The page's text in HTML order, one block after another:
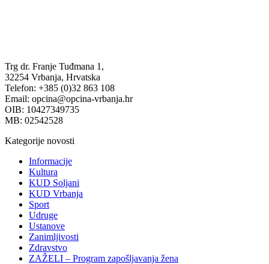
Trg dr. Franje Tuđmana 1,
32254 Vrbanja, Hrvatska
Telefon: +385 (0)32 863 108
Email: opcina@opcina-vrbanja.hr
OIB: 10427349735
MB: 02542528
Kategorije novosti
Informacije
Kultura
KUD Soljani
KUD Vrbanja
Sport
Udruge
Ustanove
Zanimljivosti
Zdravstvo
ZAŽELI – Program zapošljavanja žena